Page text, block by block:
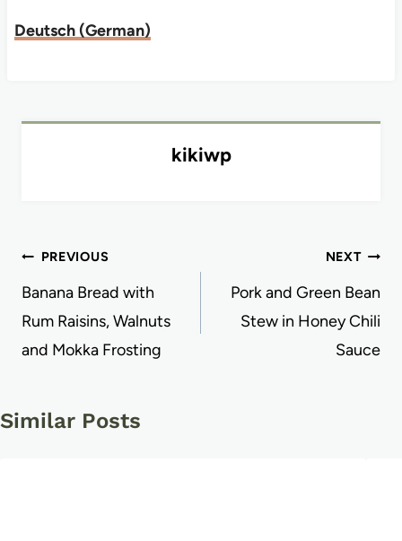
Deutsch(German)
kikiwp
Post
navigation
PREVIOUS
Banana Bread with
Rum Raisins, Walnuts
and Mokka Frosting
NEXT
Pork and Green Bean
Stew in Honey Chili
Sauce
Similar Posts